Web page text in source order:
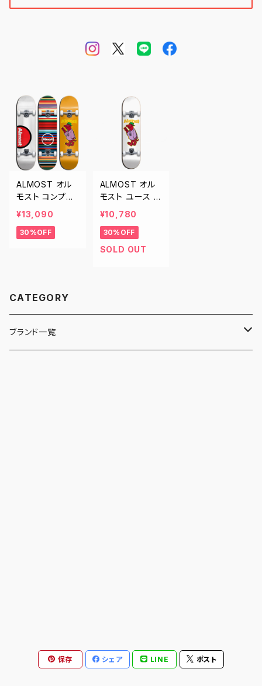
ALMOST オル
モスト コンプリ
ート デッキ スケ
ートボード スケ
ボー 7.625イン
¥13,090
30%OFF
ALMOST オル
モスト ユース コ
ンプリート デッ
キ スケートボー
ド スケボー 7.2
5インチ 子供用
¥10,780
30%OFF
SOLD OUT
CATEGORY
ブランド一覧
CALL ME 917
保存 シェア LINE ポスト